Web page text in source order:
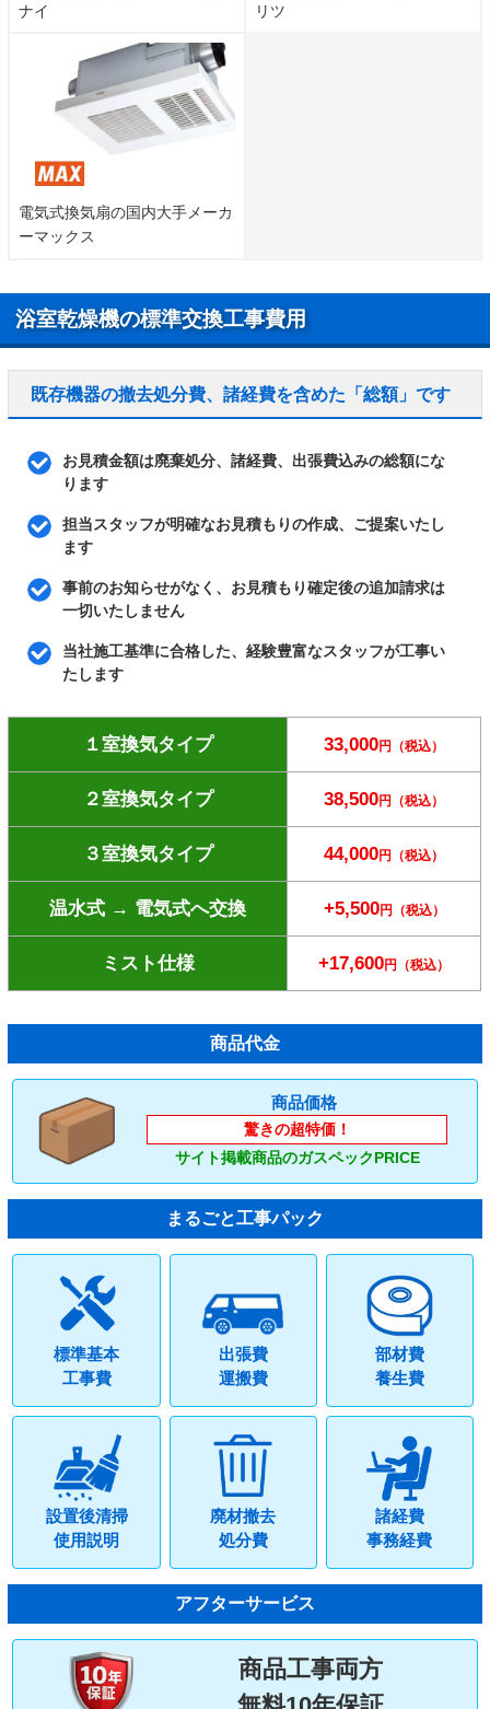
ナイ
リツ
電気式換気扇の国内大手メーカ
ーマックス
浴室乾燥機の標準交換工事費用
既存機器の撤去処分費、諸経費を含めた「総額」です
お見積金額は廃棄処分、諸経費、出張費込みの総額にな
ります
担当スタッフが明確なお見積もりの作成、ご提案いたし
ます
事前のお知らせがなく、お見積もり確定後の追加請求は
一切いたしません
当社施工基準に合格した、経験豊富なスタッフが工事い
たします
１室換気タイプ 33,000円（税込）
２室換気タイプ 38,500円（税込）
３室換気タイプ 44,000円（税込）
温水式 → 電気式へ交換 +5,500円（税込）
ミスト仕様 +17,600円（税込）
商品代金
商品価格
驚きの超特価！
サイト掲載商品のガスペックPRICE
まるごと工事パック
標準基本
工事費
出張費
運搬費
部材費
養生費
設置後清掃
使用説明
廃材撤去
処分費
諸経費
事務経費
アフターサービス
商品工事両方